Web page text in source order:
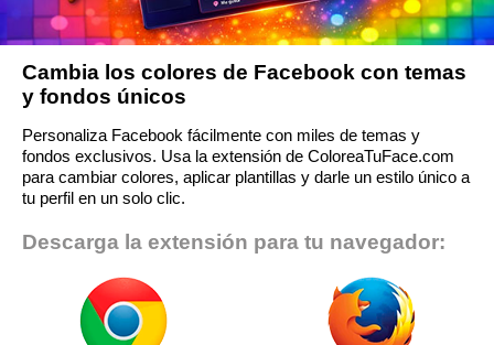
Cambia los colores de Facebook con temas
y fondos únicos
Personaliza Facebook fácilmente con miles de temas y
fondos exclusivos. Usa la extensión de ColoreaTuFace.com
para cambiar colores, aplicar plantillas y darle un estilo único a
tu perfil en un solo clic.
Descarga la extensión para tu navegador: